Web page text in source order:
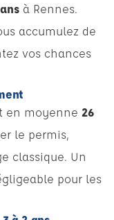
à Rennes.
accumulez de
vos chances
en moyenne 26
le permis,
classique. Un
pour les